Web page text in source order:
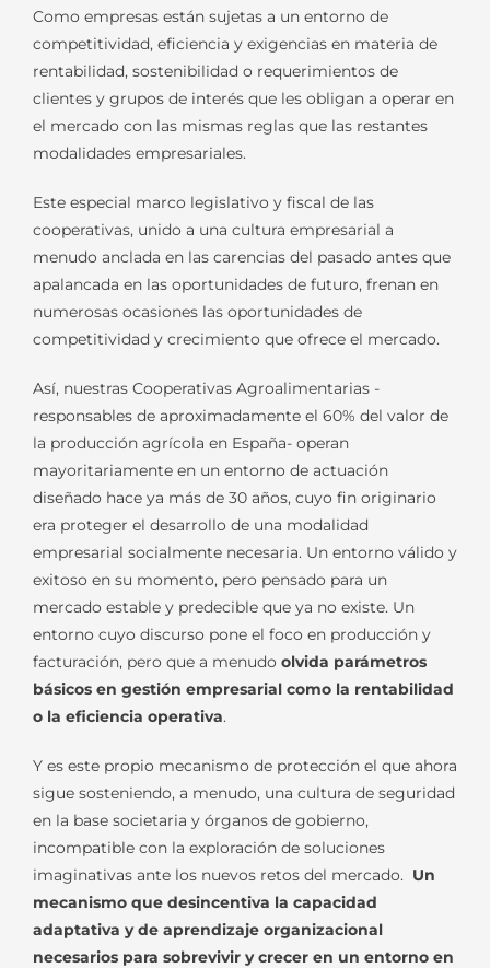
Como empresas están sujetas a un entorno de
competitividad, eficiencia y exigencias en materia de
rentabilidad, sostenibilidad o requerimientos de
clientes y grupos de interés que les obligan a operar en
el mercado con las mismas reglas que las restantes
modalidades empresariales.
Este especial marco legislativo y fiscal de las
cooperativas, unido a una cultura empresarial a
menudo anclada en las carencias del pasado antes que
apalancada en las oportunidades de futuro, frenan en
numerosas ocasiones las oportunidades de
competitividad y crecimiento que ofrece el mercado.
Así, nuestras Cooperativas Agroalimentarias -
responsables de aproximadamente el 60% del valor de
la producción agrícola en España- operan
mayoritariamente en un entorno de actuación
diseñado hace ya más de 30 años, cuyo fin originario
era proteger el desarrollo de una modalidad
empresarial socialmente necesaria. Un entorno válido y
exitoso en su momento, pero pensado para un
mercado estable y predecible que ya no existe. Un
entorno cuyo discurso pone el foco en producción y
facturación, pero que a menudo olvida parámetros
básicos en gestión empresarial como la rentabilidad
o la eficiencia operativa.
Y es este propio mecanismo de protección el que ahora
sigue sosteniendo, a menudo, una cultura de seguridad
en la base societaria y órganos de gobierno,
incompatible con la exploración de soluciones
imaginativas ante los nuevos retos del mercado. Un
mecanismo que desincentiva la capacidad
adaptativa y de aprendizaje organizacional
necesarios para sobrevivir y crecer en un entorno en